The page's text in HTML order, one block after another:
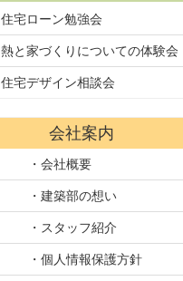
住宅ローン勉強会
熱と家づくりについての体験会
住宅デザイン相談会
会社案内
・会社概要
・建築部の想い
・スタッフ紹介
・個人情報保護方針